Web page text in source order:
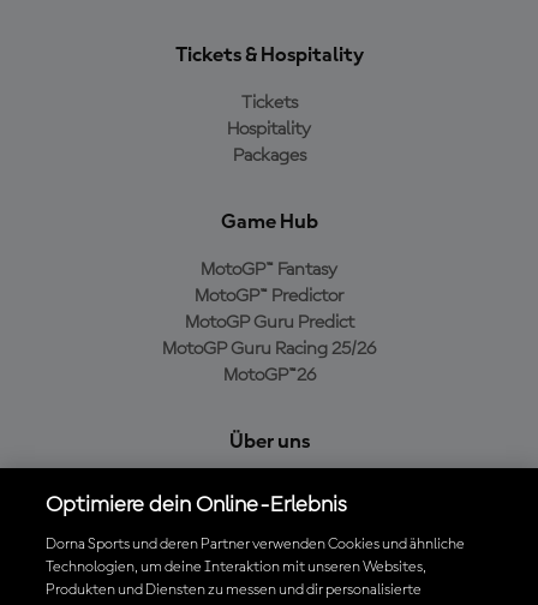
Tickets & Hospitality
Tickets
Hospitality
Packages
Game Hub
MotoGP™ Fantasy
MotoGP™ Predictor
MotoGP Guru Predict
MotoGP Guru Racing 25/26
MotoGP™26
Über uns
Cookie-Richtlinien
Geschäftsbedingungen
Datenschutzrichtlinien
Kaufrichtlinie
Optimiere dein Online-Erlebnis
Dorna Sports und deren Partner verwenden Cookies und ähnliche
Technologien, um deine Interaktion mit unseren Websites,
Produkten und Diensten zu messen und dir personalisierte